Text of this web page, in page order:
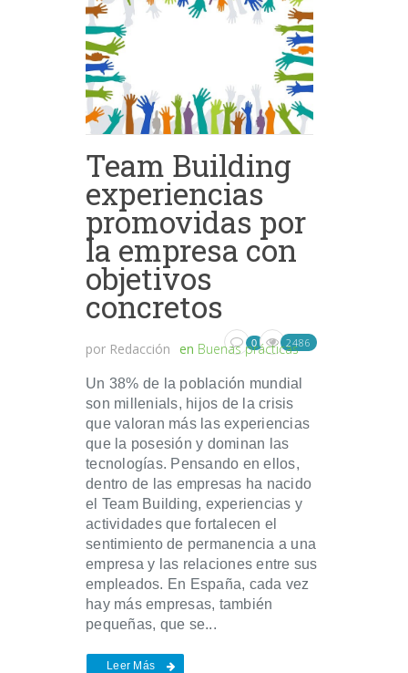
Team Building
experiencias
promovidas por
la empresa con
objetivos
concretos
por Redacción en Buenas prácticas
0 2486
Un 38% de la población mundial
son millenials, hijos de la crisis
que valoran más las experiencias
que la posesión y dominan las
tecnologías. Pensando en ellos,
dentro de las empresas ha nacido
el Team Building, experiencias y
actividades que fortalecen el
sentimiento de permanencia a una
empresa y las relaciones entre sus
empleados. En España, cada vez
hay más empresas, también
pequeñas, que se...
Leer Más